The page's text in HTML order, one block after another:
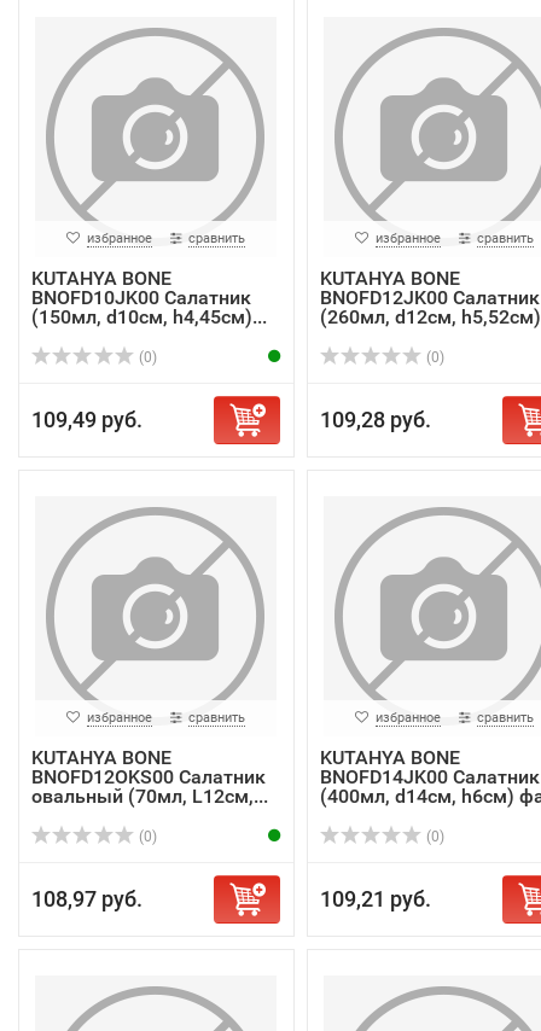
избранное сравнить
KUTAHYA BONE
BNOFD10JK00 Салатник
(150мл, d10см, h4,45см)...
(0)
109,49 руб.
избранное сравнить
KUTAHYA BONE
BNOFD12JK00 Салатник
(260мл, d12см,
(0)
109,28 руб.
избранное сравнить
KUTAHYA BONE
BNOFD12OKS00 Салатник
овальный (70мл, L12см,...
(0)
108,97 руб.
избранное сравнить
KUTAHYA BONE
BNOFD14JK00 Салатник
(400мл, d14см, h6см)
(0)
109,21 руб.